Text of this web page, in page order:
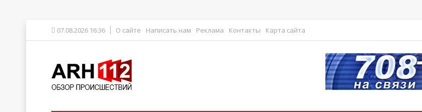
07.08.2026 16:36 О сайте Написать нам Реклама Контакты Карта сайта